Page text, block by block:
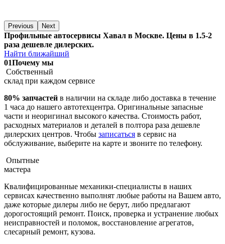
Previous Next
Профильные автосервисы Хавал в Москве. Цены в 1.5-2
раза дешевле дилерских.
Найти ближайший
01Почему мы
Собственный
склад при каждом сервисе
80% запчастей в наличии на складе либо доставка в течение
1 часа до нашего автотехцентра. Оригинальные запасные
части и неоригинал высокого качества. Стоимость работ,
расходных материалов и деталей в полтора раза дешевле
дилерских центров. Чтобы записаться в сервис на
обслуживание, выберите на карте и звоните по телефону.
Опытные
мастера
Квалифицированные механики-специалисты в наших
сервисах качественно выполнят любые работы на Вашем авто,
даже которые дилеры либо не берут, либо предлагают
дорогостоящий ремонт. Поиск, проверка и устранение любых
неисправностей и поломок, восстановление агрегатов,
слесарный ремонт, кузова.